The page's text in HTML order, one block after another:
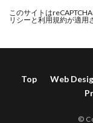
このサイトは
リシー と 利用規約が適用
Top Web
©